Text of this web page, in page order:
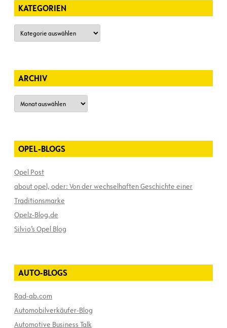
KATEGORIEN
Kategorien
ARCHIV
Archiv
OPEL-BLOGS
Opel Post
about opel, oder: Von der wechselhaften Geschichte einer
Traditionsmarke
Opelz-Blog.de
Silvio’s Opel Blog
AUTO-BLOGS
Rad-ab.com
Automobilverkäufer-Blog
Automotive Business Talk